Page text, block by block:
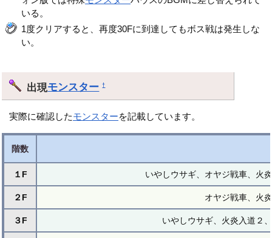
いる。
1度クリアすると、再度30Fに到達してもボス戦は発生しな
い。
出現モンスター †
実際に確認したモンスターを記載しています。
階数
１F いやしウサギ、オヤジ戦車、火
２F オヤジ戦車、火
３F いやしウサギ、火炎入道２